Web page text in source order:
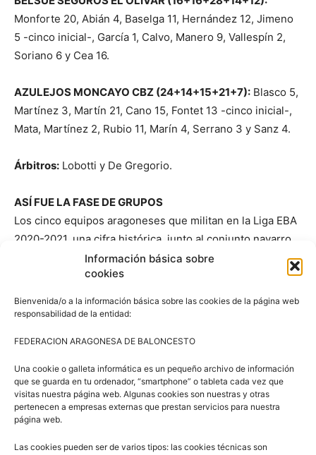
Información básica sobre
cookies
Bienvenida/o a la información básica sobre las cookies de la página web
responsabilidad de la entidad:
FEDERACION ARAGONESA DE BALONCESTO
Una cookie o galleta informática es un pequeño archivo de información
que se guarda en tu ordenador, “smartphone” o tableta cada vez que
visitas nuestra página web. Algunas cookies son nuestras y otras
pertenecen a empresas externas que prestan servicios para nuestra
página web.
Las cookies pueden ser de varios tipos: las cookies técnicas son
Monforte 20, Abián 4, Baselga 11, Hernández 12, Jimeno
5 -cinco inicial-, García 1, Calvo, Manero 9, Vallespín 2,
Soriano 6 y Cea 16.
AZULEJOS MONCAYO CBZ (24+14+15+21+7): Blasco 5,
Martínez 3, Martín 21, Cano 15, Fontet 13 -cinco inicial-,
Mata, Martínez 2, Rubio 11, Marín 4, Serrano 3 y Sanz 4.
Árbitros: Lobotti y De Gregorio.
ASÍ FUE LA FASE DE GRUPOS
Los cinco equipos aragoneses que militan en la Liga EBA
2020-2021, una cifra histórica, junto al conjunto navarro
del CB Valle Egüés de EBA, fueron los protagonistas de la
fase de grupos de laCopa Aragón EBA
, que se celebró el
3 y 4 de octubre, en el Estadio Miralbueno El Olivar, con
los seis equipos divididos en dos grupos de tres y con
Grupo A: Belsué Seguros El Olivar, Opel Zavisa Alfindén y
Valle de Egüés
Grupo B: Anagan Olivar, Patria Hispana Almozara y
Azulejos Moncayo CBZ